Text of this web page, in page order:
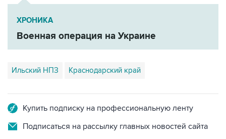
ХРОНИКА
Военная операция на Украине
Ильский НПЗ Краснодарский край
Купить подписку на профессиональную ленту
Подписаться на рассылку главных новостей сайта